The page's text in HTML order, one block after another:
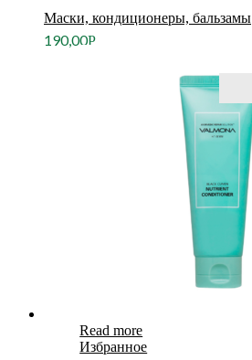
Маски, кондиционеры, бальзамы
190,00Р
Read more
Избранное